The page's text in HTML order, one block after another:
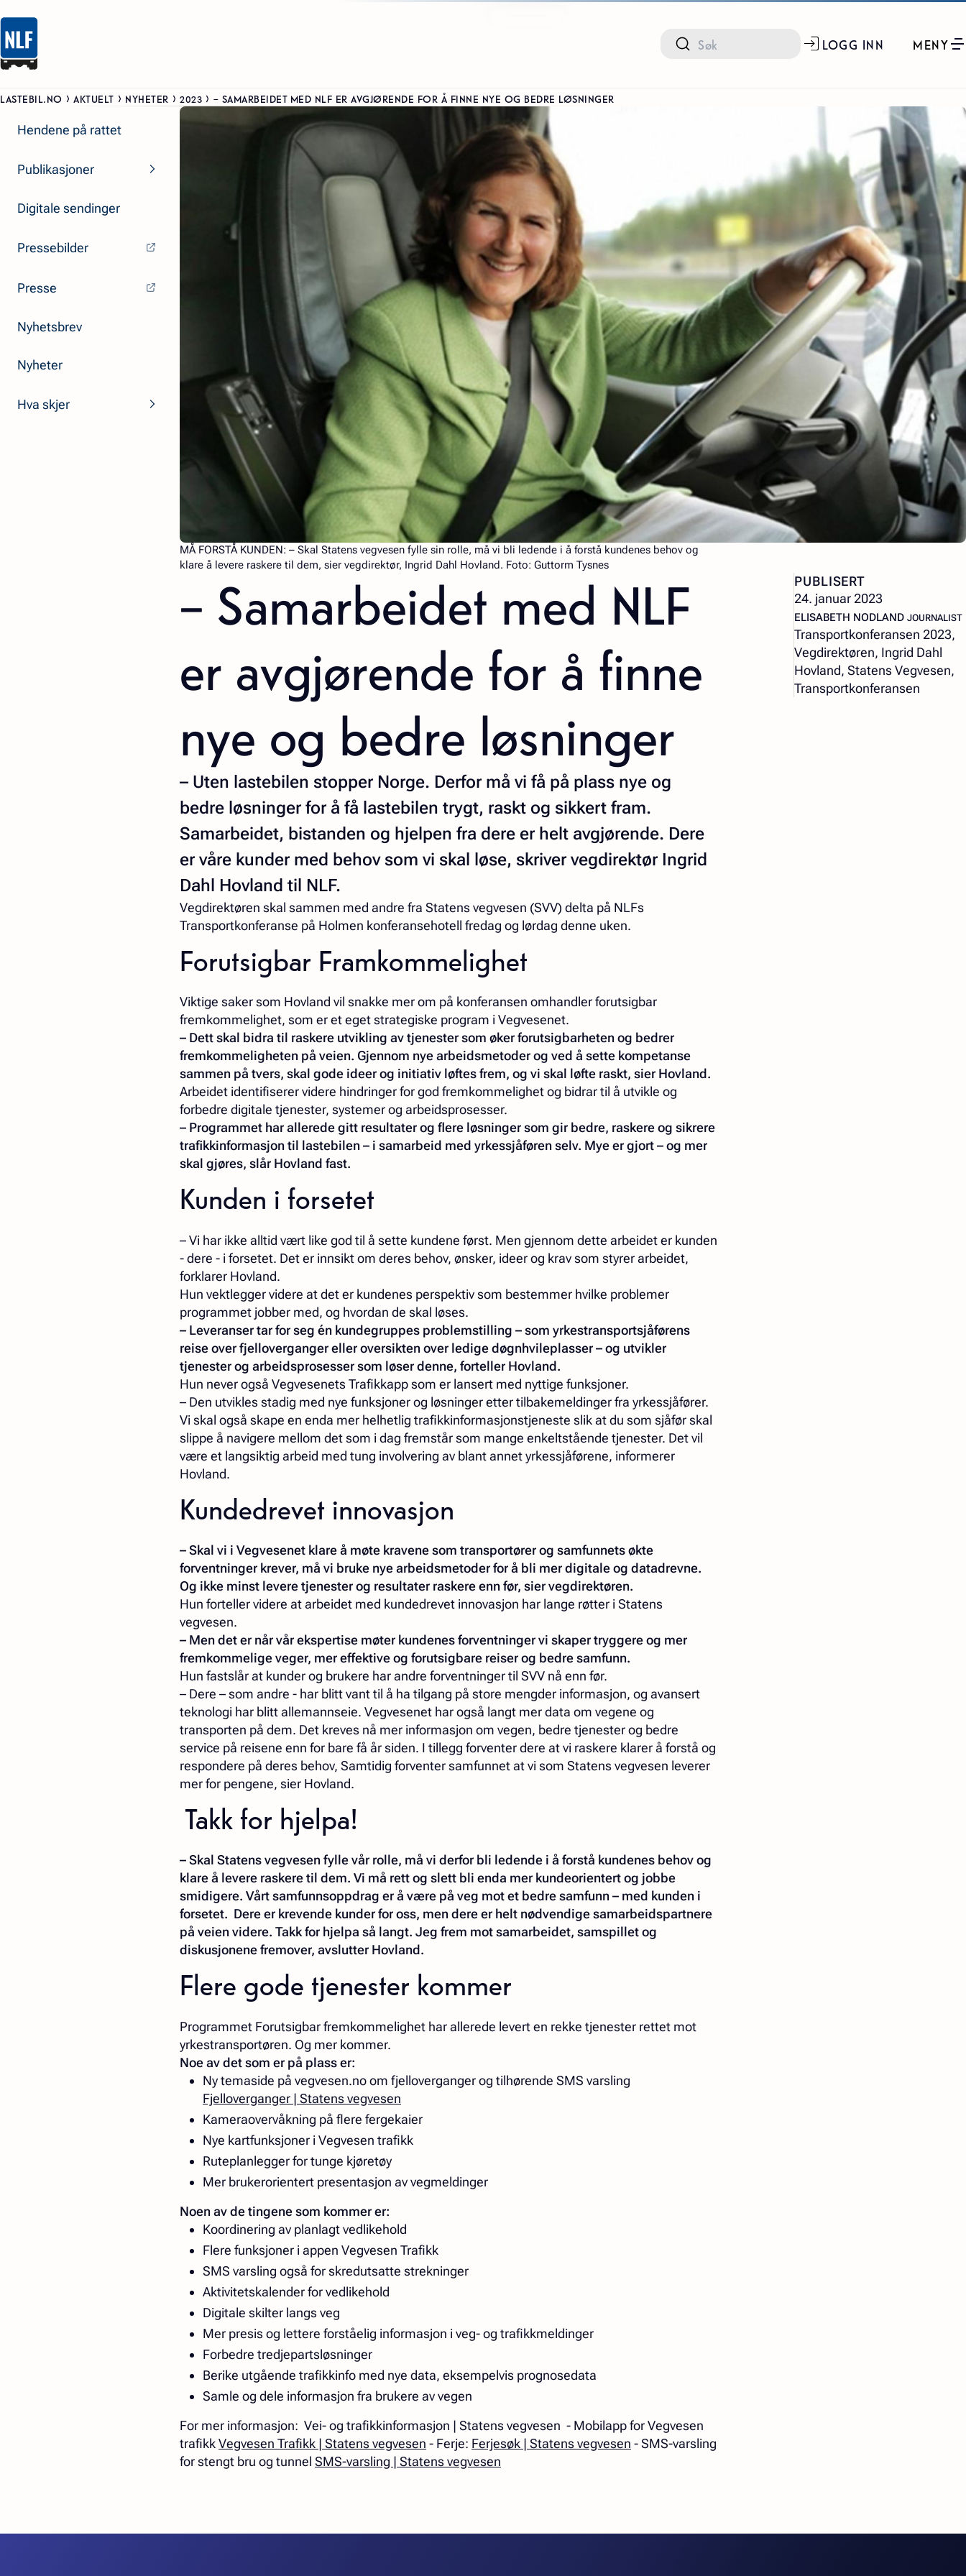
LOGG INN MENY
LASTEBIL.NO AKTUELT NYHETER 2023 – SAMARBEIDET MED NLF ER AVGJØRENDE FOR Å FINNE NYE OG BEDRE LØSNINGER
Hendene på rattet
Publikasjoner
Digitale sendinger
Pressebilder
Presse
Nyhetsbrev
Nyheter
Hva skjer
MÅ FORSTÅ KUNDEN: – Skal Statens vegvesen fylle sin rolle, må vi bli ledende i å forstå kundenes behov og
klare å levere raskere til dem, sier vegdirektør, Ingrid Dahl Hovland. Foto: Guttorm Tysnes
– Samarbeidet med NLF
er avgjørende for å finne
nye og bedre løsninger
– Uten lastebilen stopper Norge. Derfor må vi få på plass nye og
bedre løsninger for å få lastebilen trygt, raskt og sikkert fram.
Samarbeidet, bistanden og hjelpen fra dere er helt avgjørende. Dere
er våre kunder med behov som vi skal løse, skriver vegdirektør Ingrid
Dahl Hovland til NLF.
Vegdirektøren skal sammen med andre fra Statens vegvesen (SVV) delta på NLFs
Transportkonferanse på Holmen konferansehotell fredag og lørdag denne uken.
Forutsigbar Framkommelighet
Viktige saker som Hovland vil snakke mer om på konferansen omhandler forutsigbar
fremkommelighet, som er et eget strategiske program i Vegvesenet.
– Dett skal bidra til raskere utvikling av tjenester som øker forutsigbarheten og bedrer
fremkommeligheten på veien. Gjennom nye arbeidsmetoder og ved å sette kompetanse
sammen på tvers, skal gode ideer og initiativ løftes frem, og vi skal løfte raskt, sier Hovland.
Arbeidet identifiserer videre hindringer for god fremkommelighet og bidrar til å utvikle og
forbedre digitale tjenester, systemer og arbeidsprosesser.
– Programmet har allerede gitt resultater og flere løsninger som gir bedre, raskere og sikrere
trafikkinformasjon til lastebilen – i samarbeid med yrkessjåføren selv. Mye er gjort – og mer
skal gjøres, slår Hovland fast.
Kunden i forsetet
– Vi har ikke alltid vært like god til å sette kundene først. Men gjennom dette arbeidet er kunden
- dere - i forsetet. Det er innsikt om deres behov, ønsker, ideer og krav som styrer arbeidet,
forklarer Hovland.
Hun vektlegger videre at det er kundenes perspektiv som bestemmer hvilke problemer
programmet jobber med, og hvordan de skal løses.
– Leveranser tar for seg én kundegruppes problemstilling – som yrkestransportsjåførens
reise over fjelloverganger eller oversikten over ledige døgnhvileplasser – og utvikler
tjenester og arbeidsprosesser som løser denne, forteller Hovland.
Hun never også Vegvesenets Trafikkapp som er lansert med nyttige funksjoner.
– Den utvikles stadig med nye funksjoner og løsninger etter tilbakemeldinger fra yrkessjåfører.
Vi skal også skape en enda mer helhetlig trafikkinformasjonstjeneste slik at du som sjåfør skal
slippe å navigere mellom det som i dag fremstår som mange enkeltstående tjenester. Det vil
være et langsiktig arbeid med tung involvering av blant annet yrkessjåførene, informerer
Hovland.
Kundedrevet innovasjon
– Skal vi i Vegvesenet klare å møte kravene som transportører og samfunnets økte
forventninger krever, må vi bruke nye arbeidsmetoder for å bli mer digitale og datadrevne.
Og ikke minst levere tjenester og resultater raskere enn før, sier vegdirektøren.
Hun forteller videre at arbeidet med kundedrevet innovasjon har lange røtter i Statens
vegvesen.
– Men det er når vår ekspertise møter kundenes forventninger vi skaper tryggere og mer
fremkommelige veger, mer effektive og forutsigbare reiser og bedre samfunn.
Hun fastslår at kunder og brukere har andre forventninger til SVV nå enn før.
– Dere – som andre - har blitt vant til å ha tilgang på store mengder informasjon, og avansert
teknologi har blitt allemannseie. Vegvesenet har også langt mer data om vegene og
transporten på dem. Det kreves nå mer informasjon om vegen, bedre tjenester og bedre
service på reisene enn for bare få år siden. I tillegg forventer dere at vi raskere klarer å forstå og
respondere på deres behov, Samtidig forventer samfunnet at vi som Statens vegvesen leverer
mer for pengene, sier Hovland.
Takk for hjelpa!
– Skal Statens vegvesen fylle vår rolle, må vi derfor bli ledende i å forstå kundenes behov og
klare å levere raskere til dem. Vi må rett og slett bli enda mer kundeorientert og jobbe
smidigere. Vårt samfunnsoppdrag er å være på veg mot et bedre samfunn – med kunden i
forsetet. Dere er krevende kunder for oss, men dere er helt nødvendige samarbeidspartnere
på veien videre. Takk for hjelpa så langt. Jeg frem mot samarbeidet, samspillet og
diskusjonene fremover, avslutter Hovland.
Flere gode tjenester kommer
Programmet Forutsigbar fremkommelighet har allerede levert en rekke tjenester rettet mot
yrkestransportøren. Og mer kommer.
Noe av det som er på plass er:
Ny temaside på vegvesen.no om fjelloverganger og tilhørende SMS varsling
Fjelloverganger | Statens vegvesen
Kameraovervåkning på flere fergekaier
Nye kartfunksjoner i Vegvesen trafikk
Ruteplanlegger for tunge kjøretøy
Mer brukerorientert presentasjon av vegmeldinger
Noen av de tingene som kommer er:
Koordinering av planlagt vedlikehold
Flere funksjoner i appen Vegvesen Trafikk
SMS varsling også for skredutsatte strekninger
Aktivitetskalender for vedlikehold
Digitale skilter langs veg
Mer presis og lettere forståelig informasjon i veg- og trafikkmeldinger
Forbedre tredjepartsløsninger
Berike utgående trafikkinfo med nye data, eksempelvis prognosedata
Samle og dele informasjon fra brukere av vegen
For mer informasjon: Vei- og trafikkinformasjon | Statens vegvesen - Mobilapp for Vegvesen
trafikkVegvesen Trafikk | Statens vegvesen - Ferje: Ferjesøk | Statens vegvesen - SMS-varsling
for stengt bru og tunnel SMS-varsling | Statens vegvesen
PUBLISERT
24. januar 2023
ELISABETH NODLAND –
JOURNALIST
Transportkonferansen 2023,
Vegdirektøren, Ingrid Dahl
Hovland, Statens Vegvesen,
Transportkonferansen